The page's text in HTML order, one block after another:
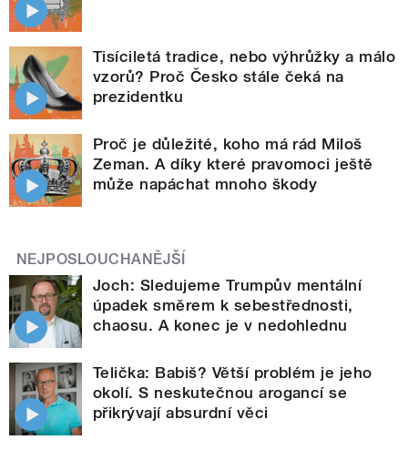
Tisíciletá tradice, nebo výhrůžky a málo
vzorů? Proč Česko stále čeká na
prezidentku
Proč je důležité, koho má rád Miloš
Zeman. A díky které pravomoci ještě
může napáchat mnoho škody
NEJPOSLOUCHANĚJŠÍ
Joch: Sledujeme Trumpův mentální
úpadek směrem k sebestřednosti,
chaosu. A konec je v nedohlednu
Telička: Babiš? Větší problém je jeho
okolí. S neskutečnou arogancí se
přikrývají absurdní věci